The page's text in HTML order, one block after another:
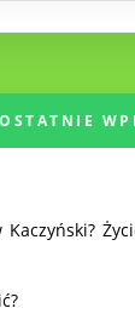
OSTATNIE
Kaczyński?